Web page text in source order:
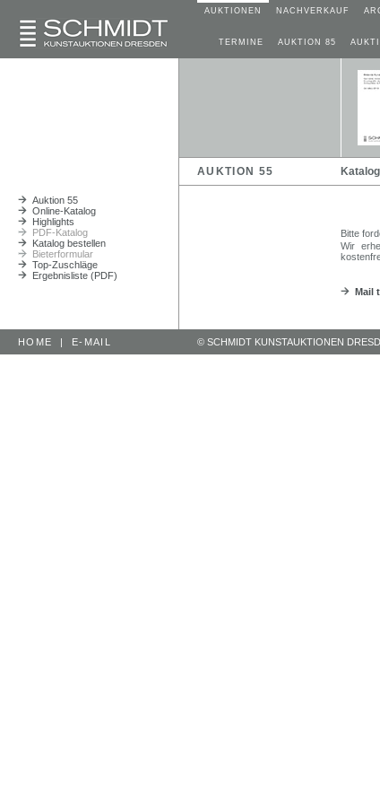
AUKTIONEN NACHVERKAUF
TERMINE AUKTION 85
AUKTION 55
Auktion 55
Online-Katalog
Highlights
PDF-Katalog
Katalog bestellen
Bieterformular
Top-Zuschläge
Ergebnisliste (PDF)
Bitte
Wir
Mail
HOME | E-MAIL © SCHMIDT KUNSTAUKTIONEN